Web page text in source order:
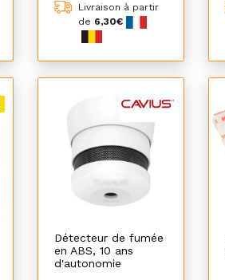
Livraison à partir
de 6,30€
Détecteur de fumée
en ABS, 10 ans
d'autonomie